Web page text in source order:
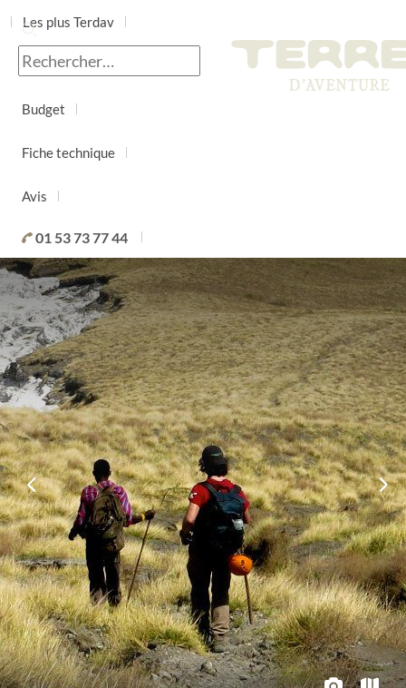
Les plus Terdav
Jour par jour
Budget
Fiche technique
Avis
01 53 73 77 44